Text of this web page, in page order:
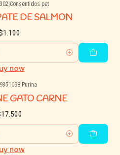
Consentidos pet
DE SALMON
now
Purina
GATO CARNE
now